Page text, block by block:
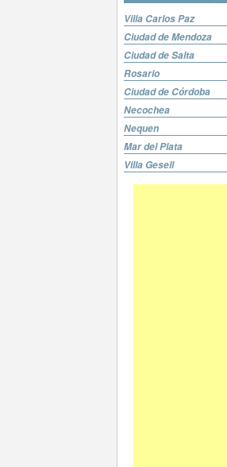
Villa Carlos Paz
Ciudad de Mendoza
Ciudad de Salta
Rosario
Ciudad de Córdoba
Necochea
Nequen
Mar del Plata
Villa Gesell